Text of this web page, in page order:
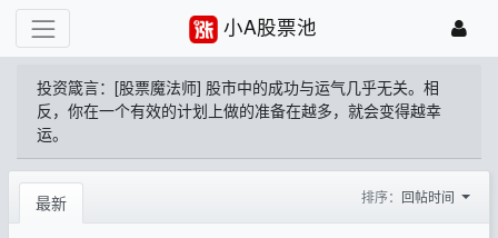
小A股票池
投资箴言：[股票魔法师] 股市中的成功与运气几乎无关。相
反，你在一个有效的计划上做的准备在越多，就会变得越幸
运。
最新 排序： 回帖时间